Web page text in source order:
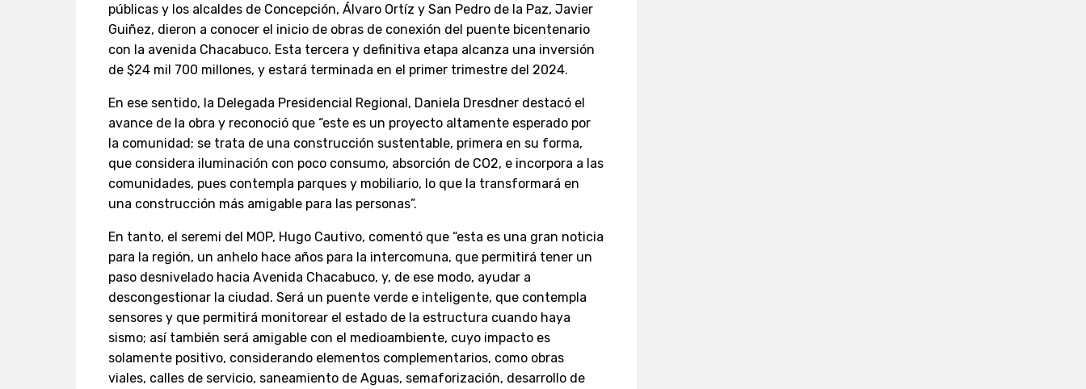
públicas y los alcaldes de Concepción, Álvaro Ortíz y San Pedro de la Paz, Javier
Guiñez, dieron a conocer el inicio de obras de conexión del puente bicentenario
con la avenida Chacabuco. Esta tercera y definitiva etapa alcanza una inversión
de $24 mil 700 millones, y estará terminada en el primer trimestre del 2024.
En ese sentido, la Delegada Presidencial Regional, Daniela Dresdner destacó el
avance de la obra y reconoció que “este es un proyecto altamente esperado por
la comunidad; se trata de una construcción sustentable, primera en su forma,
que considera iluminación con poco consumo, absorción de CO2, e incorpora a las
comunidades, pues contempla parques y mobiliario, lo que la transformará en
una construcción más amigable para las personas”.
En tanto, el seremi del MOP, Hugo Cautivo, comentó que “esta es una gran noticia
para la región, un anhelo hace años para la intercomuna, que permitirá tener un
paso desnivelado hacia Avenida Chacabuco, y, de ese modo, ayudar a
descongestionar la ciudad. Será un puente verde e inteligente, que contempla
sensores y que permitirá monitorear el estado de la estructura cuando haya
sismo; así también será amigable con el medioambiente, cuyo impacto es
solamente positivo, considerando elementos complementarios, como obras
viales, calles de servicio, saneamiento de Aguas, semaforización, desarrollo de